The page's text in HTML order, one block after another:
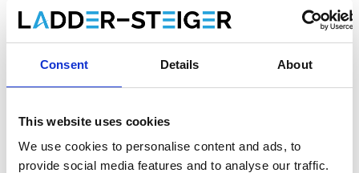
Consent Details About
This website uses cookies
We use cookies to personalise content and ads, to
provide social media features and to analyse our traffic.
Etten-Leur of Maaseik (contacteer onze klantenservice)
Toevoegen aan offerte